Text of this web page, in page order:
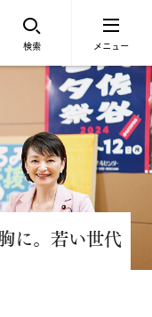
検索 メニュー
に。若い世代